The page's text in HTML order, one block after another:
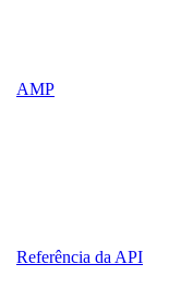
AMP
Referência da API